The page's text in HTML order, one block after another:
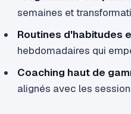
semaines et
Routines d'habitudes
hebdomadaires qui
Coaching haut de
alignés avec les